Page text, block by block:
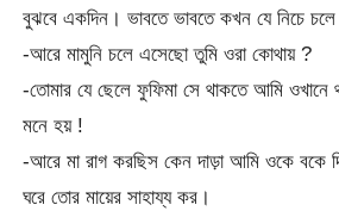
বুঝবে একদিন। ভাবতে ভাবতে কখন যে নিচে চলে
-আরে মামুনি চলে এসেছো তুমি ওরা কোথায় ?
-তোমার যে ছেলে ফুফিমা সে থাকতে আমি ওখানে
মনে হয় !
-আরে মা রাগ করছিস কেন দাড়া আমি ওকে বকে
ঘরে তোর মায়ের সাহায্য কর।